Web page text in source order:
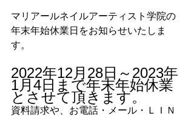
マリアールネイルアーティスト学院の
年末年始休業日をお知らせいたしま
す。
2022年12月28日～2023年
1月4日まで年末年始休業
とさせて頂きます。
資料請求や、お電話・メール・ＬＩＮ